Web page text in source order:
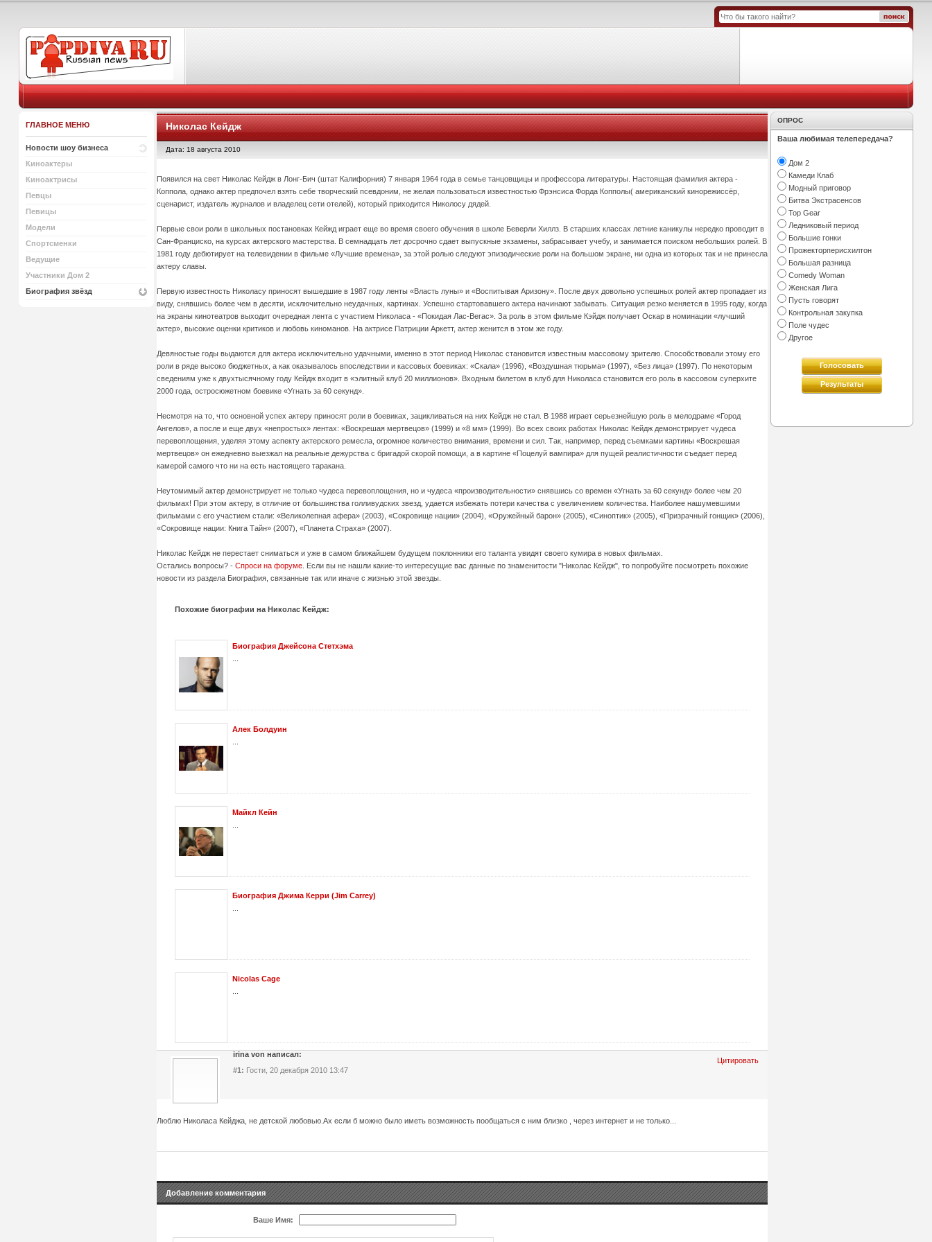
ГЛАВНОЕ МЕНЮ
Новости шоу бизнеса
Киноактеры
Киноактрисы
Певцы
Певицы
Модели
Спортсменки
Ведущие
Участники Дом 2
Биография звёзд
Николас Кейдж
Дата: 18 августа 2010
Появился на свет Николас Кейдж в Лонг-Бич (штат Калифорния) 7 января 1964 года в семье танцовщицы и профессора литературы. Настоящая фамилия актера -
Коппола, однако актер предпочел взять себе творческий псевдоним, не желая пользоваться известностью Фрэнсиса Форда Копполы( американский кинорежиссёр,
сценарист, издатель журналов и владелец сети отелей), который приходится Николосу дядей.
Первые свои роли в школьных постановках Кейжд играет еще во время своего обучения в школе Беверли Хиллз. В старших классах летние каникулы нередко проводит в
Сан-Франциско, на курсах актерского мастерства. В семнадцать лет досрочно сдает выпускные экзамены, забрасывает учебу, и занимается поиском небольших ролей. В
1981 году дебютирует на телевидении в фильме «Лучшие времена», за этой ролью следуют эпизодические роли на большом экране, ни одна из которых так и не принесла
актеру славы.
Первую известность Николасу приносят вышедшие в 1987 году ленты «Власть луны» и «Воспитывая Аризону». После двух довольно успешных ролей актер пропадает из
виду, снявшись более чем в десяти, исключительно неудачных, картинах. Успешно стартовавшего актера начинают забывать. Ситуация резко меняется в 1995 году, когда
на экраны кинотеатров выходит очередная лента с участием Николаса - «Покидая Лас-Вегас». За роль в этом фильме Кэйдж получает Оскар в номинации «лучший
актер», высокие оценки критиков и любовь киноманов. На актрисе Патриции Аркетт, актер женится в этом же году.
Девяностые годы выдаются для актера исключительно удачными, именно в этот период Николас становится известным массовому зрителю. Способствовали этому его
роли в ряде высоко бюджетных, а как оказывалось впоследствии и кассовых боевиках: «Скала» (1996), «Воздушная тюрьма» (1997), «Без лица» (1997). По некоторым
сведениям уже к двухтысячному году Кейдж входит в «элитный клуб 20 миллионов». Входным билетом в клуб для Николаса становится его роль в кассовом суперхите
2000 года, остросюжетном боевике «Угнать за 60 секунд».
Несмотря на то, что основной успех актеру приносят роли в боевиках, зацикливаться на них Кейдж не стал. В 1988 играет серьезнейшую роль в мелодраме «Город
Ангелов», а после и еще двух «непростых» лентах: «Воскрешая мертвецов» (1999) и «8 мм» (1999). Во всех своих работах Николас Кейдж демонстрирует чудеса
перевоплощения, уделяя этому аспекту актерского ремесла, огромное количество внимания, времени и сил. Так, например, перед съемками картины «Воскрешая
мертвецов» он ежедневно выезжал на реальные дежурства с бригадой скорой помощи, а в картине «Поцелуй вампира» для пущей реалистичности съедает перед
камерой самого что ни на есть настоящего таракана.
Неутомимый актер демонстрирует не только чудеса перевоплощения, но и чудеса «производительности» снявшись со времен «Угнать за 60 секунд» более чем 20
фильмах! При этом актеру, в отличие от большинства голливудских звезд, удается избежать потери качества с увеличением количества. Наиболее нашумевшими
фильмами с его участием стали: «Великолепная афера» (2003), «Сокровище нации» (2004), «Оружейный барон» (2005), «Синоптик» (2005), «Призрачный гонщик» (2006),
«Сокровище нации: Книга Тайн» (2007), «Планета Страха» (2007).
Николас Кейдж не перестает сниматься и уже в самом ближайшем будущем поклонники его таланта увидят своего кумира в новых фильмах.
Остались вопросы? - Спроси на форуме. Если вы не нашли какие-то интересущие вас данные по знаменитости "Николас Кейдж", то попробуйте посмотреть похожие
новости из раздела Биография, связанные так или иначе с жизнью этой звезды.
Похожие биографии на Николас Кейдж:
Биография Джейсона Стетхэма
Алек Болдуин
Майкл Кейн
Биография Джима Керри (Jim Carrey)
Niсolas Cage
Цитировать
irina von написал:
#1: Гости, 20 декабря 2010 13:47
Люблю Николаса Кейджа, не детской любовью.Ах если б можно было иметь возможность пообщаться с ним близко , через интернет и не только...
Добавление комментария
Ваше Имя:
ОПРОС
Ваша любимая телепередача?
Дом 2
Камеди Клаб
Модный приговор
Битва Экстрасенсов
Top Gear
Ледниковый период
Большие гонки
Прожекторперисхилтон
Большая разница
Comedy Woman
Женская Лига
Пусть говорят
Контрольная закупка
Поле чудес
Другое
Голосовать
Результаты